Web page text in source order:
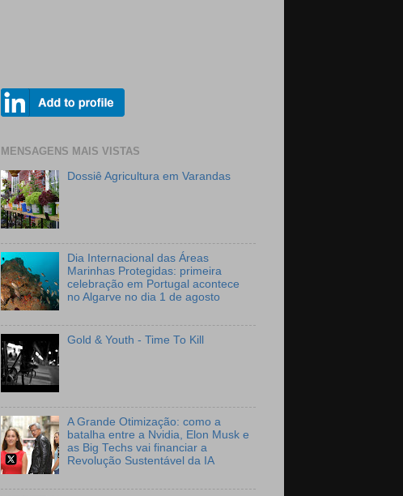
MENSAGENS MAIS VISTAS
Dossiê Agricultura em Varandas
Dia Internacional das Áreas
Marinhas Protegidas: primeira
celebração em Portugal acontece
no Algarve no dia 1 de agosto
Gold & Youth - Time To Kill
A Grande Otimização: como a
batalha entre a Nvidia, Elon Musk e
as Big Techs vai financiar a
Revolução Sustentável da IA